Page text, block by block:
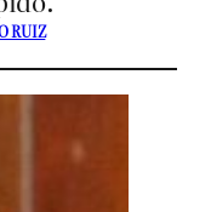
RUIZ